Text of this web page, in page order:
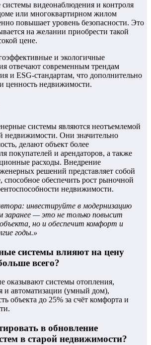
видеонаблюдения и контроля
или многоквартирном жилом
повышает уровень безопасности. Это
на желании приобрести такой
цене.
и экологичные
отвечают современным трендам
и ESG-стандартам, что дополнительно
ценность недвижимости.
системы являются неотъемлемой
недвижимости. Они значительно
делают объект более
покупателей и арендаторов, а также
расходы. Внедрение
решений представляет собой
обеспечить рост рыночной
недвижимости.
инвестируйте в модернизацию
заранее — это не только повысит
но и обеспечит комфорт и
годы.»
системы влияют на цену
всего?
оказывают системы отопления,
и автоматизации (умный дом),
объекта до 25% за счёт комфорта и
в обновление
в старой недвижимости?